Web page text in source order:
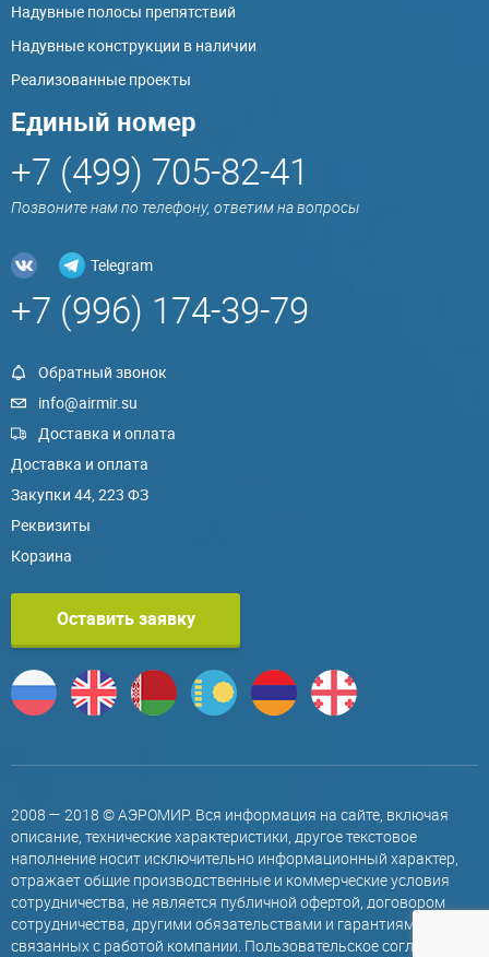
Надувные полосы препятствий
Надувные конструкции в наличии
Реализованные проекты
Единый номер
+7 (499) 705-82-41
Позвоните нам по телефону, ответим на вопросы
Telegram
+7 (996) 174-39-79
Обратный звонок
info@airmir.su
Доставка и оплата
Доставка и оплата
Закупки 44, 223 ФЗ
Реквизиты
Корзина
Оставить заявку
2008 — 2018 © АЭРОМИР. Вся информация на сайте, включая
описание, технические характеристики, другое текстовое
наполнение носит исключительно информационный характер,
отражает общие производственные и коммерческие условия
сотрудничества, не является публичной офертой, договором
сотрудничества, другими обязательствами и гарантиями,
связанных с работой компании. Пользовательское соглашение